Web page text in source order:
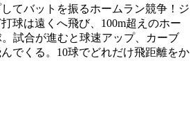
てバットを振るホームラン競争！ジ
球は遠くへ飛び、100m超えのホー
試合が進むと球速アップ、カーブ
でくる。10球でどれだけ飛距離をか